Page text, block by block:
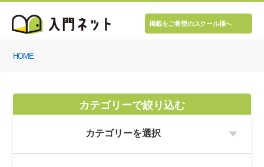
掲載をご希望のスクール様へ
HOME
カテゴリーで絞り込む